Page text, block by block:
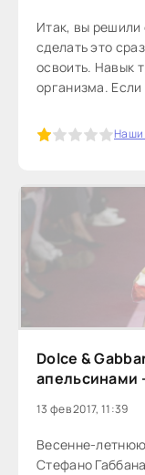
Итак, вы решили
сделать это
освоить. Навык
организма.
Наши
Dolce &
апельсинами
13 фев 2017, 11:39
Весенне-
Стефано